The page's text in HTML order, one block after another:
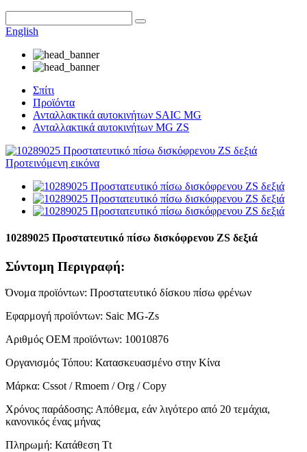
English
Σπίτι
Προϊόντα
Ανταλλακτικά αυτοκινήτων SAIC MG
Ανταλλακτικά αυτοκινήτων MG ZS
10289025 Προστατευτικό πίσω δισκόφρενου ZS δεξιά
Σύντομη Περιγραφή:
Όνομα προϊόντων: Προστατευτικό δίσκου πίσω φρένων
Εφαρμογή προϊόντων: Saic MG-Zs
Αριθμός OEM προϊόντων: 10010876
Οργανισμός Τόπου: Κατασκευασμένο στην Κίνα
Μάρκα: Cssot / Rmoem / Org / Copy
Χρόνος παράδοσης: Απόθεμα, εάν λιγότερο από 20 τεμάχια,
κανονικός ένας μήνας
Πληρωμή: Κατάθεση Tt